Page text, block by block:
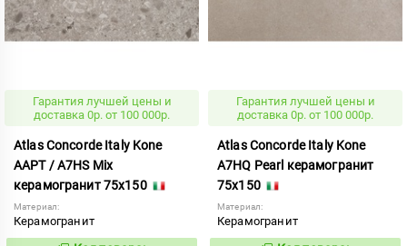
Гарантия лучшей цены и
доставка 0р. от 100 000р.
Atlas Concorde Italy Kone
AAPT / A7HS Mix
керамогранит 75x150
Материал:
Керамогранит
Гарантия лучшей цены и
доставка 0р. от 100 000р.
Atlas Concorde Italy Kone
A7HQ Pearl керамогранит
75x150
Материал:
Керамогранит